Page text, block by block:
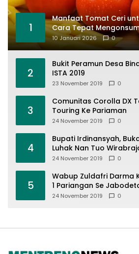
1
Manfaat Tomat Ceri
Cara Tepat
10 Januari 2026 0
2
Bukit Peramun Desa
ISTA 2019
23 November 2019 0
3
Comunitas Corolla DX
Touring Ke Pariaman
24 November 2019 0
4
Bupati Irdinansyah,
Luhak Nan Tuo
Offroad 2019
24 November 2019 0
5
Wabup Zuldafri Darma
1 Pariangan Se
24 November 2019 0